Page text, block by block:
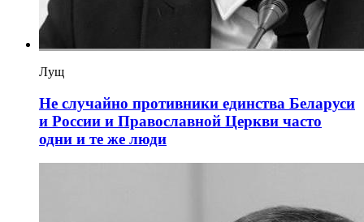
Лущ
Не случайно противники единства Беларуси
и России и Православной Церкви часто
одни и те же люди